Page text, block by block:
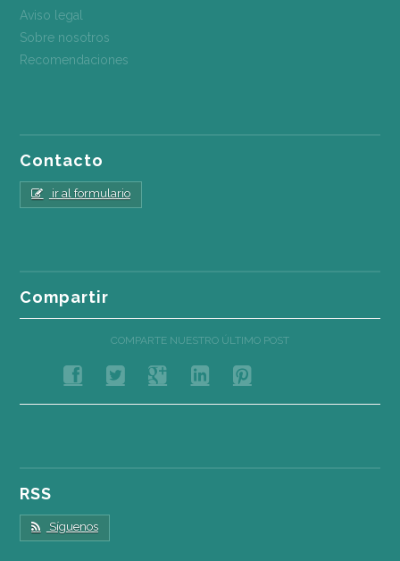
Aviso legal
Sobre nosotros
Recomendaciones
Contacto
ir al formulario
Compartir
COMPARTE NUESTRO ÚLTIMO POST
RSS
Síguenos